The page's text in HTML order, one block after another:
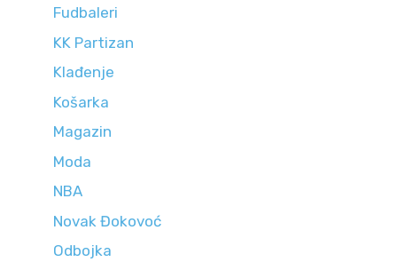
Fudbaleri
KK Partizan
Klađenje
Košarka
Magazin
Moda
NBA
Novak Đokovoć
Odbojka